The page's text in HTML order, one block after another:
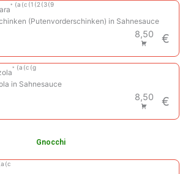
a c 1 2 3 9
(Putenvorderschinken) in Sahnesauce
8,50 €
a c g
in Sahnesauce
8,50 €
Gnocchi
a c